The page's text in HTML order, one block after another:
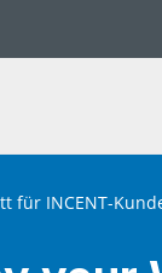
für INCENT-